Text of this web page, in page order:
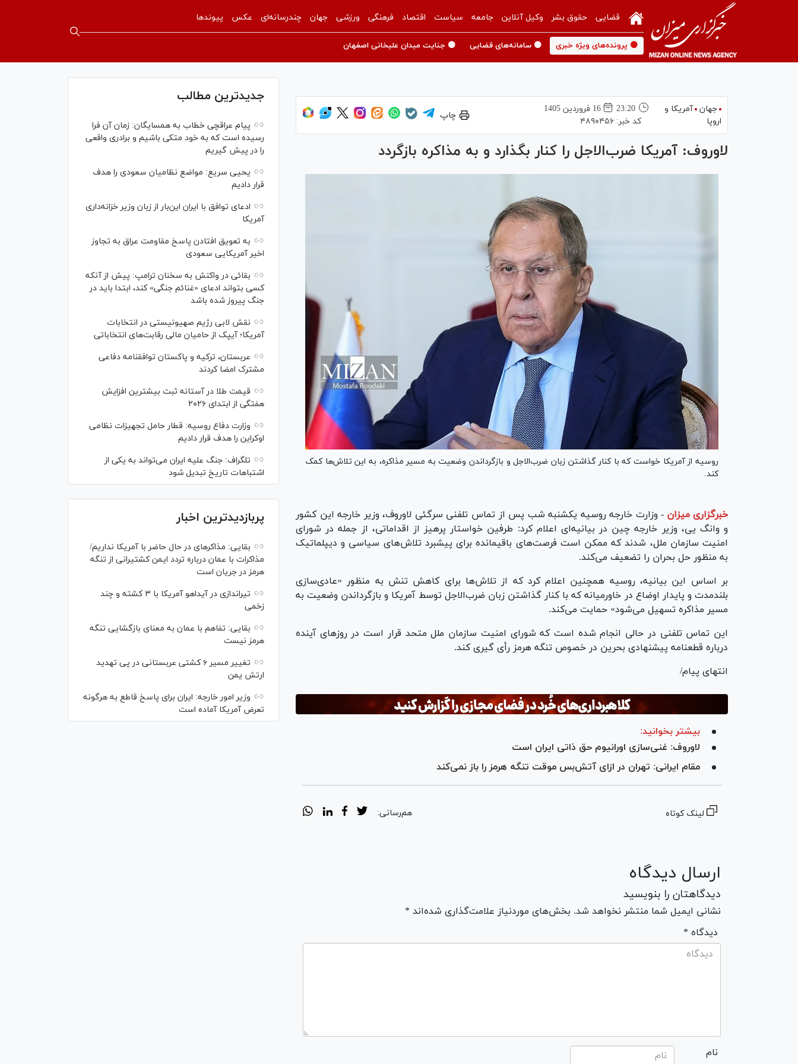
قضایی حقوق بشر وکیل آنلاین جامعه سیاست اقتصاد فرهنگی ورزشی جهان چندرسانه‌ای عکس پیوندها
🟡 پرونده‌های ویژه خبری 🟡 سامانه‌های قضایی 🟡 جنایت میدان علیخانی اصفهان
جهان آمریکا و
اروپا
23:20
16 فروردين 1405
کد خبر: ۴۸۹۰۴۵۶
چاپ
لاوروف: آمریکا ضرب‌الاجل را کنار بگذارد و به مذاکره بازگردد
روسیه از آمریکا خواست که با کنار گذاشتن زبان ضرب‌الاجل و بازگرداندن وضعیت به مسیر مذاکره، به این تلاش‌ها کمک
کند.
خبرگزاری میزان - وزارت خارجه روسیه یکشنبه شب پس از تماس تلفنی سرگئی لاوروف، وزیر خارجه این کشور
و وانگ یی، وزیر خارجه چین در بیانیه‌ای اعلام کرد: طرفین خواستار پرهیز از اقداماتی، از جمله در شورای
امنیت سازمان ملل، شدند که ممکن است فرصت‌های باقیمانده برای پیشبرد تلاش‌های سیاسی و دیپلماتیک
به منظور حل بحران را تضعیف می‌کند.
بر اساس این بیانیه، روسیه همچنین اعلام کرد که از تلاش‌ها برای کاهش تنش به منظور «عادی‌سازی
بلندمدت و پایدار اوضاع در خاورمیانه که با کنار گذاشتن زبان ضرب‌الاجل توسط آمریکا و بازگرداندن وضعیت به
مسیر مذاکره تسهیل می‌شود» حمایت می‌کند.
این تماس تلفنی در حالی انجام شده است که شورای امنیت سازمان ملل متحد قرار است در روز‌های آینده
درباره قطعنامه پیشنهادی بحرین در خصوص تنگه هرمز رأی گیری کند.
انتهای پیام/
بیشتر بخوانید:
لاوروف: غنی‌سازی اورانیوم حق ذاتی ایران است
مقام ایرانی: تهران در ازای آتش‌بس موقت تنگه هرمز را باز نمی‌کند
لینک کوتاه هم‌رسانی:
ارسال دیدگاه
دیدگاهتان را بنویسید
نشانی ایمیل شما منتشر نخواهد شد. بخش‌های موردنیاز علامت‌گذاری شده‌اند *
* دیدگاه
نام
جدیدترین مطالب
پیام عراقچی خطاب به همسایگان: زمان آن فرا
رسیده است که به خود متکی باشیم و برادری واقعی
را در پیش گیریم
یحیی سریع: مواضع نظامیان سعودی را هدف
قرار دادیم
ادعای توافق با ایران این‌بار از زبان وزیر خزانه‌داری
آمریکا
به تعویق افتادن پاسخ مقاومت عراق به تجاوز
اخیر آمریکایی سعودی
بقائی در واکنش به سخنان ترامپ: پیش از آنکه
کسی بتواند ادعای «غنائم جنگی» کند، ابتدا باید در
جنگ پیروز شده باشد
نقش لابی رژیم صهیونیستی در انتخابات
آمریکا؛ آیپک از حامیان مالی رقابت‌های انتخاباتی
عربستان، ترکیه و پاکستان توافقنامه دفاعی
مشترک امضا کردند
قیمت طلا در آستانه ثبت بیشترین افزایش
هفتگی از ابتدای ۲۰۲۶
وزارت دفاع روسیه: قطار حامل تجهیزات نظامی
اوکراین را هدف قرار دادیم
تلگراف: جنگ علیه ایران می‌تواند به یکی از
اشتباهات تاریخ تبدیل شود
پربازدیدترین اخبار
بقایی: مذاکره‎ای در حال حاضر با آمریکا نداریم/
مذاکرات با عمان درباره تردد ایمن کشتیرانی از تنگه
هرمز در جریان است
تیراندازی در آیداهو آمریکا با ۳ کشته و چند
زخمی
بقایی: تفاهم با عمان به معنای بازگشایی تنگه
هرمز نیست
تغییر مسیر ۶ کشتی عربستانی در پی تهدید
ارتش یمن
وزیر امور خارجه: ایران برای پاسخ قاطع به هرگونه
تعرض آمریکا آماده است